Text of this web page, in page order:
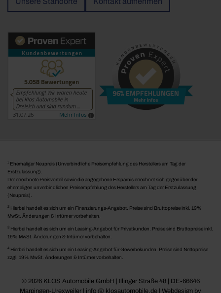
1 Ehemaliger Neupreis (Unverbindliche Preisempfehlung des Herstellers am Tag der
Erstzulassung).
Der errechnete Preisvorteil sowie die angegebene Ersparnis errechnet sich gegenüber der
ehemaligen unverbindlichen Preisempfehlung des Herstellers am Tag der Erstzulassung
(Neupreis).
2 Hierbei handelt es sich um ein Finanzierungs-Angebot. Preise sind Bruttopreise inkl. 19%
MwSt. Änderungen & Irrtümer vorbehalten.
3 Hierbei handelt es sich um ein Leasing-Angebot für Privatkunden. Preise sind Bruttopreise inkl.
19% MwSt. Änderungen & Irrtümer vorbehalten.
4 Hierbei handelt es sich um ein Leasing-Angebot für Gewerbekunden. Preise sind Nettopreise
zzgl. 19% MwSt. Änderungen & Irrtümer vorbehalten.
© 2026 KLOS Automobile GmbH | Illinger Straße 48 | DE-66646
Marpingen-Urexweiler | info @ klosautomobile.de | Webdesign by